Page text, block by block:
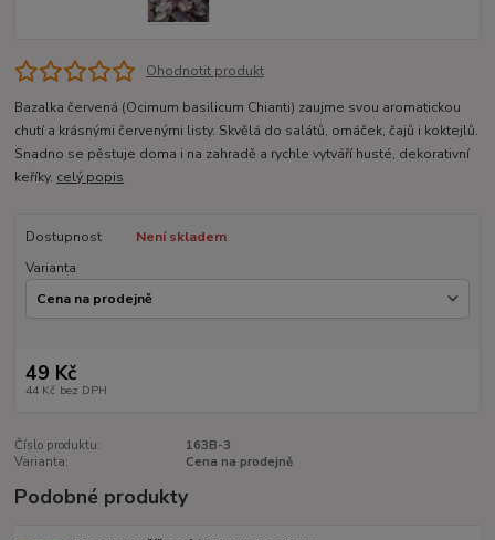
Ohodnotit produkt
Bazalka červená (Ocimum basilicum Chianti) zaujme svou aromatickou
chutí a krásnými červenými listy. Skvělá do salátů, omáček, čajů i koktejlů.
Snadno se pěstuje doma i na zahradě a rychle vytváří husté, dekorativní
keříky. celý popis
Dostupnost
Není skladem
Varianta
49 Kč
44 Kč bez DPH
Číslo produktu:
163B-3
Varianta:
Cena na prodejně
Podobné produkty